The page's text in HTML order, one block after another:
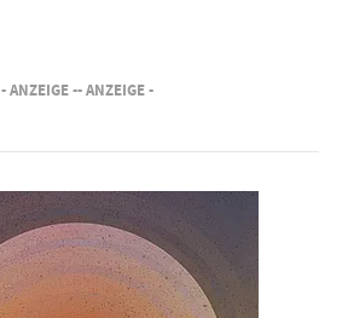
- ANZEIGE -- ANZEIGE -